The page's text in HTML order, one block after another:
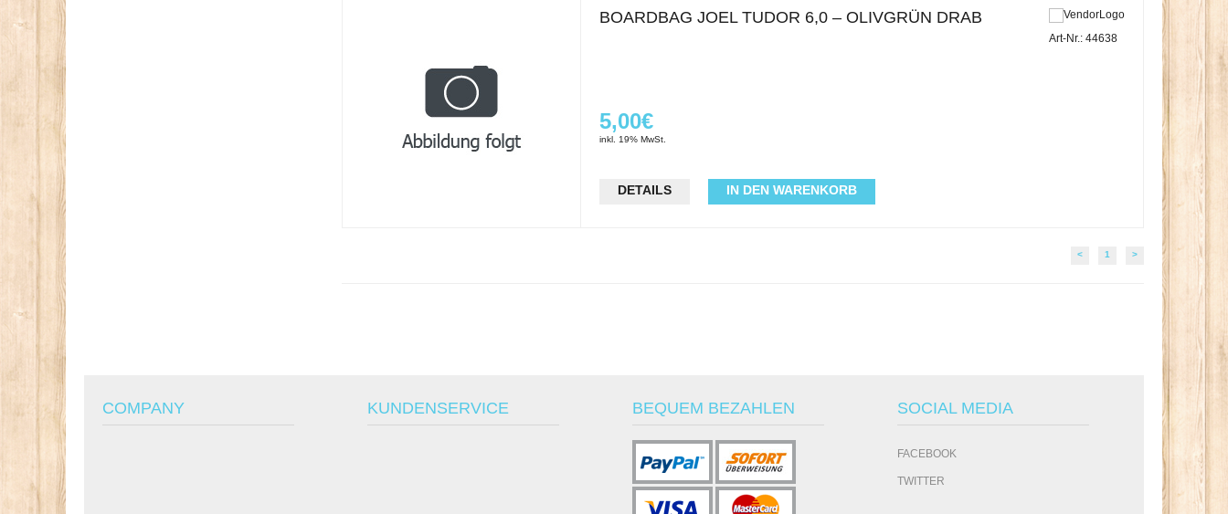
BOARDBAG JOEL TUDOR 6,0 – OLIVGRÜN DRAB
Art-Nr.: 44638
5,00€
inkl. 19% MwSt.
DETAILS IN DEN WARENKORB
< 1 >
COMPANY KUNDENSERVICE BEQUEM BEZAHLEN SOCIAL MEDIA
FACEBOOK
TWITTER